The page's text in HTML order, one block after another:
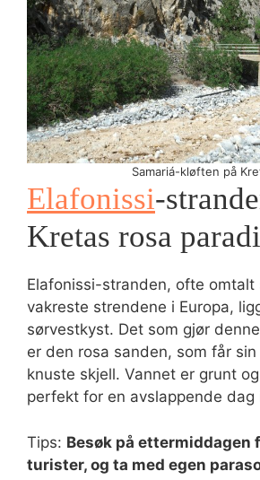
Samariá-kløften på
Elafonissi-
Kretas rosa
Elafonissi-stranden, ofte omtalt
vakreste strendene i Europa,
sørvestkyst. Det som gjør
er den rosa sanden, som får
knuste skjell. Vannet er grunt
perfekt for en avslappende dag
Tips: Besøk på
turister, og ta med egen